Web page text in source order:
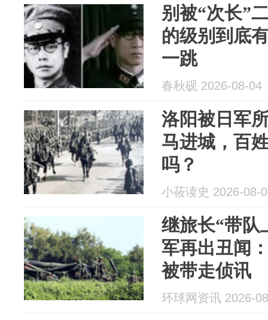
别被“次长”
的级别到底
一跳
春秋砚 2026-08-04
洛阳被日军
马进城，百
吗？
小莜读史 2026-08-
继旅长“带队
军再出丑闻
被带走侦讯
环球网资讯 2026-